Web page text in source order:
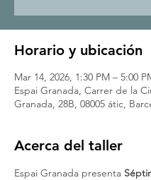
Horario y ubicación
Mar 14, 2026, 1:30 PM – 5:00
Espai Granada, Carrer de la
Granada, 28B, 08005 átic,
Acerca del taller
Espai Granada presenta